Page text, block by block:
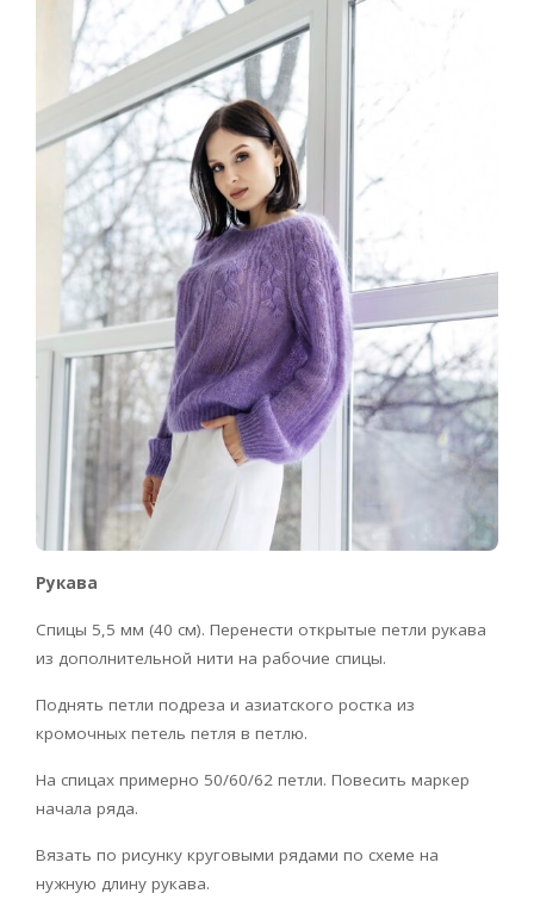
Рукава
Спицы 5,5 мм (40 см). Перенести открытые петли рукава
из дополнительной нити на рабочие спицы.
Поднять петли подреза и азиатского ростка из
кромочных петель петля в петлю.
На спицах примерно 50/60/62 петли. Повесить маркер
начала ряда.
Вязать по рисунку круговыми рядами по схеме на
нужную длину рукава.